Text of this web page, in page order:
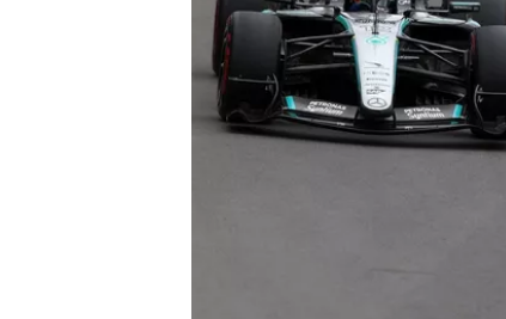
MEER RACEKLASSEN